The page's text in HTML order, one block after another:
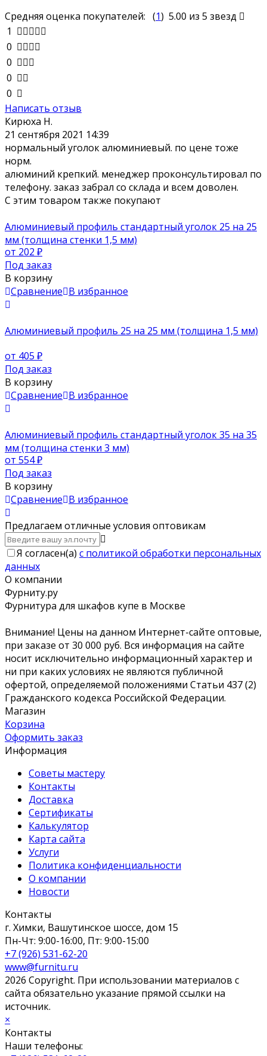
Средняя оценка покупателей: (1) 5.00 из 5 звезд
1
0
0
0
0
Написать отзыв
Кирюха Н.
21 сентября 2021 14:39
нормальный уголок алюминиевый. по цене тоже
норм.
алюминий крепкий. менеджер проконсультировал по
телефону. заказ забрал со склада и всем доволен.
С этим товаром также покупают
Алюминиевый профиль стандартный уголок 25 на 25
мм (толщина стенки 1,5 мм)
от 202 ₽
Под заказ
В корзину
Сравнение В избранное
Алюминиевый профиль 25 на 25 мм (толщина 1,5 мм)
от 405 ₽
Под заказ
В корзину
Сравнение В избранное
Алюминиевый профиль стандартный уголок 35 на 35
мм (толщина стенки 3 мм)
от 554₽
Под заказ
В корзину
Сравнение В избранное
Предлагаем отличные условия оптовикам
Я согласен(a) с политикой обработки персональных
данных
О компании
Фурниту.ру
Фурнитура для шкафов купе в Москве
Внимание! Цены на данном Интернет-сайте оптовые,
при заказе от 30 000 руб. Вся информация на сайте
носит исключительно информационный характер и
ни при каких условиях не являются публичной
офертой, определяемой положениями Статьи 437 (2)
Гражданского кодекса Российской Федерации.
Магазин
Корзина
Оформить заказ
Информация
Советы мастеру
Контакты
Доставка
Сертификаты
Калькулятор
Карта сайта
Услуги
Политика конфиденциальности
О компании
Новости
Контакты
г. Химки, Вашутинское шоссе, дом 15
Пн-Чт: 9:00-16:00, Пт: 9:00-15:00
+7 (926) 531-62-20
www@furnitu.ru
2026 Copyright. При использовании материалов с
сайта обязательно указание прямой ссылки на
источник.
×
Контакты
Наши телефоны: